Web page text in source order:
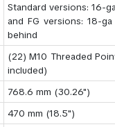
Standard versions: 16-
and FG versions: 18-
behind
(22) M10 Threaded
included)
768.6 mm (30.26")
470 mm (18.5")